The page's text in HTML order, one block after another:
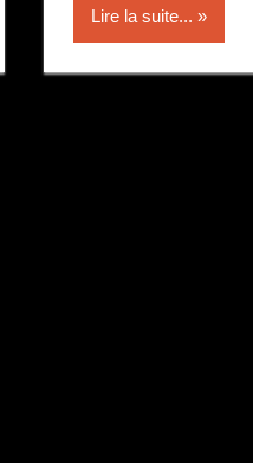
Lire la suite...